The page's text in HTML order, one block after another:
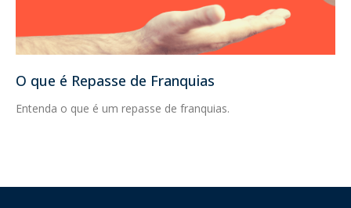
O que é Repasse de Franquias
Entenda o que é um repasse de franquias.